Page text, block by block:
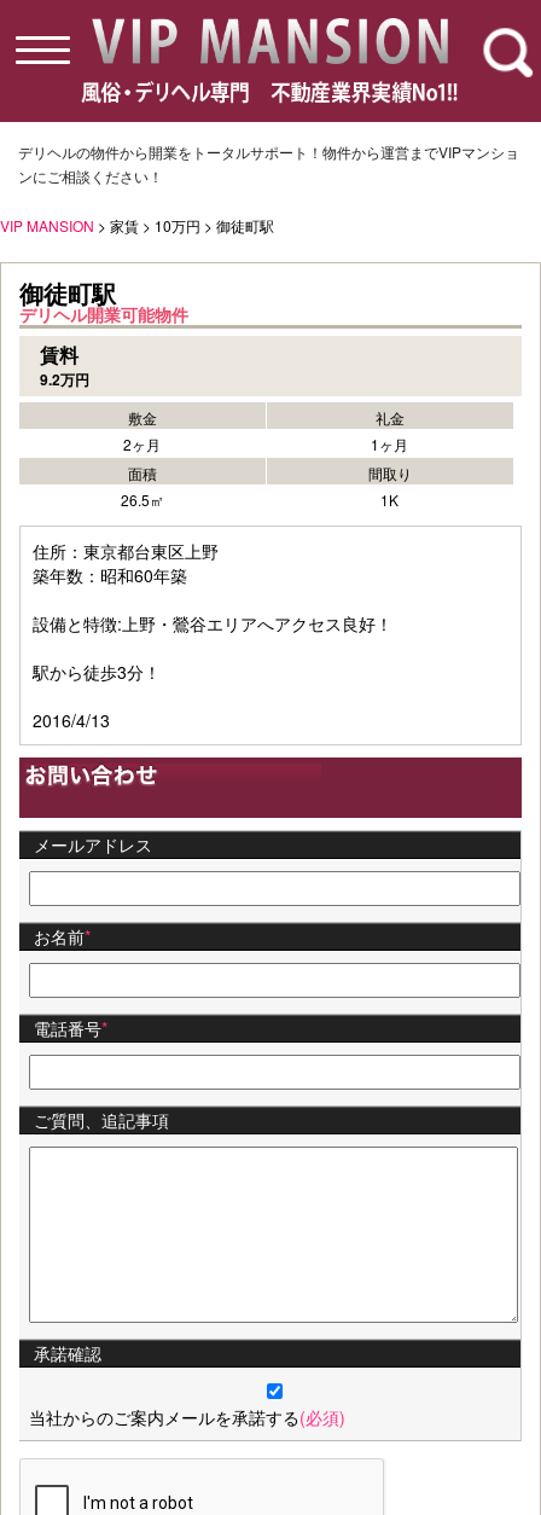
toggle
navigation
デリヘルの物件から開業をトータルサポート！物件から運営までVIPマンショ
ンにご相談ください！
VIP MANSION > 家賃 > 10万円 > 御徒町駅
御徒町駅
デリヘル開業可能物件
賃料
9.2万円
敷金
2ヶ月
礼金
1ヶ月
面積
26.5㎡
間取り
1K
住所：東京都台東区上野
築年数：昭和60年築
設備と特徴:上野・鶯谷エリアへアクセス良好！
駅から徒歩3分！
2016/4/13
メールアドレス
お名前*
電話番号*
ご質問、追記事項
承諾確認
当社からのご案内メールを承諾する(必須)